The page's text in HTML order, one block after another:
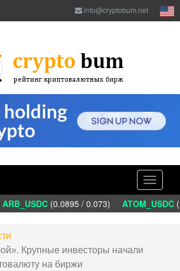
info@cryptobum.net
Toggle
ARB_USDC(0.0895 / 0.073) ATOM_USDC
Крупные инвесторы начали
на биржи